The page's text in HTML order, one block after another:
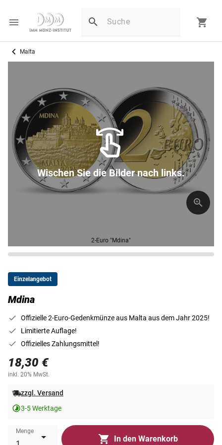
Malta
2-Euro "Mdina"
Wischen Sie die Bilder nach links.
Einzelangebot
Mdina
Offizielle 2-Euro-Gedenkmünze aus Malta aus dem Jahr 2025!
Limitierte Auflage!
Offizielles Zahlungsmittel!
18,30 €
inkl. 20% MwSt.
zzgl. Versand
3-5 Werktage
Menge
In den Warenkorb